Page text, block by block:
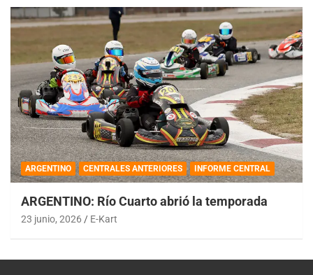
ARGENTINO CENTRALES ANTERIORES INFORME CENTRAL
ARGENTINO: Río Cuarto abrió la temporada
23 junio, 2026 E-Kart